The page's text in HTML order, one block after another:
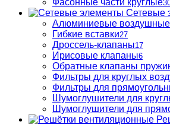
Фасонные части круглые
Сетевые
Алюминиевые
Гибкие вставки27
Дроссель-клапаны17
Ирисовые клапаны6
Обратные клапаны
Фильтры для круглых
Фильтры для
Шумоглушители для
Шумоглушители для